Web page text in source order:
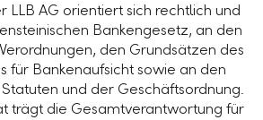
LLB AG orientiert sich rechtlich und
Bankengesetz, an den
den Grundsätzen des
für Bankenaufsicht sowie an den
und der Geschäftsordnung.
trägt die Gesamtverantwortung für